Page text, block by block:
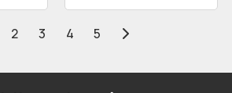
2 3 4 5